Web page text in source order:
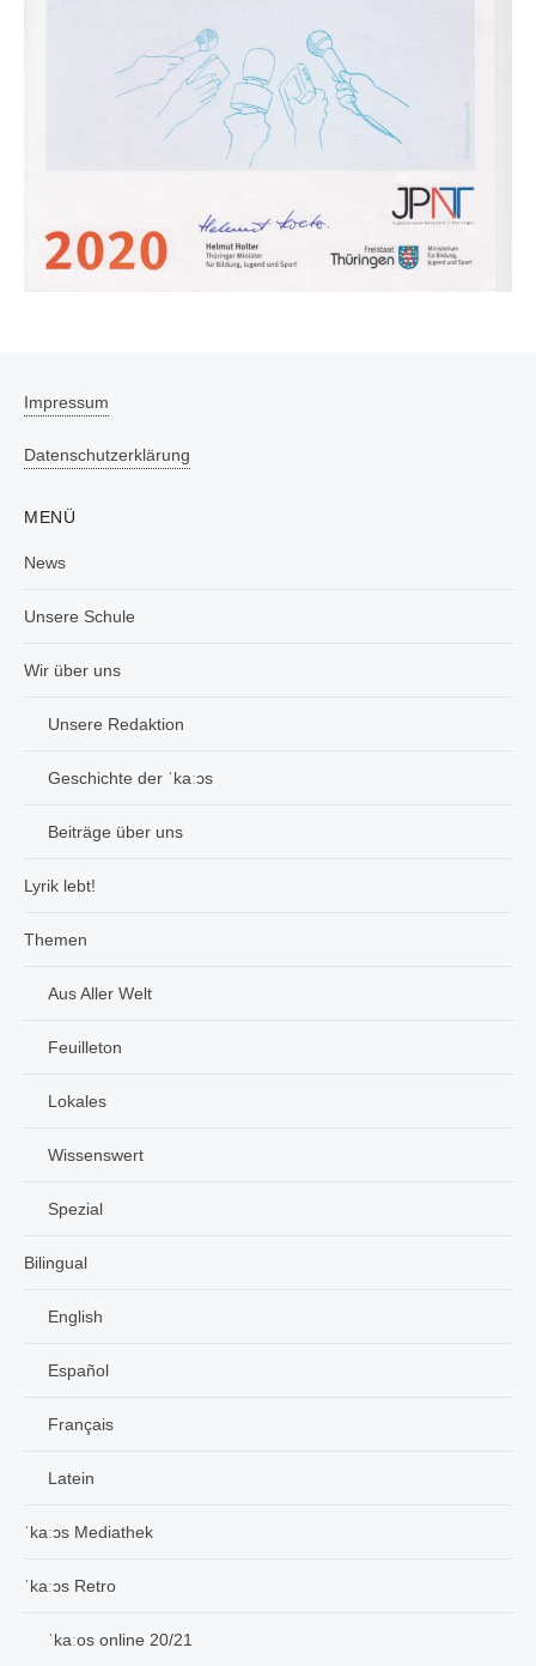
Impressum
Datenschutzerklärung
MENÜ
News
Unsere Schule
Wir über uns
Unsere Redaktion
Geschichte der ˈkaːɔs
Beiträge über uns
Lyrik lebt!
Themen
Aus Aller Welt
Feuilleton
Lokales
Wissenswert
Spezial
Bilingual
English
Español
Français
Latein
ˈkaːɔs Mediathek
ˈkaːɔs Retro
ˈkaːos online 20/21